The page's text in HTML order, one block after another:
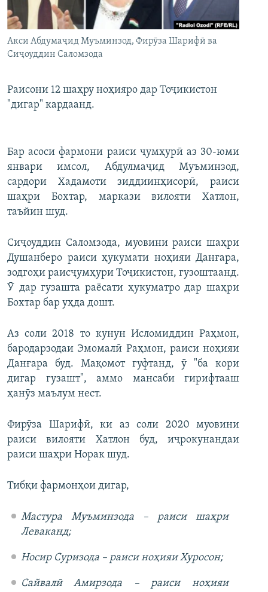
ГУЗОРИШҲОИ РАДИОӢ
Русский
ПАЙГИРӢ КУНЕД
Акси Абдумаҷид Муъминзод, Фирӯза Шарифӣ ва
Сиҷоуддин Саломзода
Раисони 12 шаҳру ноҳияро дар Тоҷикистон
"дигар" кардаанд.
Бар асоси фармони раиси ҷумҳурӣ аз 30-юми
январи имсол, Абдулмаҷид Муъминзод,
сардори Хадамоти зиддиинҳисорӣ, раиси
шаҳри Бохтар, маркази вилояти Хатлон,
таъйин шуд.
Сиҷоуддин Саломзода, муовини раиси шаҳри
Душанберо раиси ҳукумати ноҳияи Данғара,
зодгоҳи раисҷумҳури Тоҷикистон, гузоштаанд.
Ӯ дар гузашта раёсати ҳукуматро дар шаҳри
Бохтар бар уҳда дошт.
Аз соли 2018 то кунун Исломиддин Раҳмон,
бародарзодаи Эмомалӣ Раҳмон, раиси ноҳияи
Данғара буд. Мақомот гуфтанд, ӯ "ба кори
дигар гузашт", аммо мансаби гирифтааш
ҳанӯз маълум нест.
Фирӯза Шарифӣ, ки аз соли 2020 муовини
раиси вилояти Хатлон буд, иҷрокунандаи
раиси шаҳри Норак шуд.
Тибқи фармонҳои дигар,
Мастура Муъминзода – раиси шаҳри
Леваканд;
Носир Суризода – раиси ноҳияи Хуросон;
Сайвалӣ Амирзода – раиси ноҳияи